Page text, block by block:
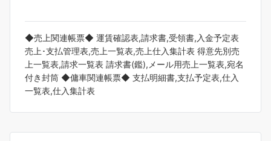
◆売上関連帳票◆ 運賃確認表,請求書,受領書,入金予定表
売上･支払管理表,売上一覧表,売上仕入集計表 得意先別売
上一覧表,請求一覧表 請求書(鑑),メール用売上一覧表,宛名
付き封筒 ◆傭車関連帳票◆ 支払明細書,支払予定表,仕入
一覧表,仕入集計表